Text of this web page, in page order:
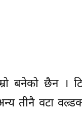
बनेको छैन
तीनै वटा